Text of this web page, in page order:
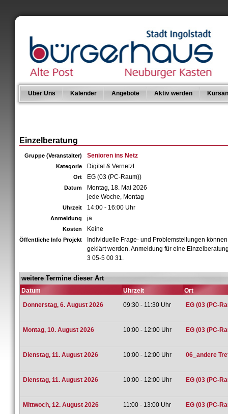
Über Uns Kalender Angebote Aktiv werden
Einzelberatung
Gruppe (Veranstalter) Senioren ins Netz
Kategorie Digital & Vernetzt
Ort EG (03 (PC-Raum))
Datum
Montag, 18. Mai 2026
jede Woche, Montag
Uhrzeit 14:00 - 16:00 Uhr
Anmeldung ja
Kosten Keine
Öffentliche Info Projekt
Individuelle Frage- und Problemstellungen
geklärt werden. Anmeldung für eine
3 05-5 00 31.
weitere Termine dieser Art
Datum Uhrzeit
Ort
Donnerstag, 6. August 2026
09:30 - 11:30 Uhr EG (03 (PC-
Montag, 10. August 2026 10:00 - 12:00 Uhr EG (03 (PC-
Dienstag, 11. August 2026 10:00 - 12:00 Uhr 06_andere
Dienstag, 11. August 2026 10:00 - 12:00 Uhr EG (03 (PC-
Mittwoch, 12. August 2026 11:00 - 13:00 Uhr EG (03 (PC-